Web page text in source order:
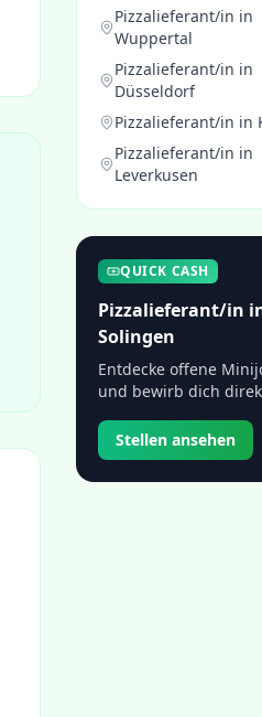
Pizzalieferant/in in
Wuppertal
Pizzalieferant/in in
Düsseldorf
Pizzalieferant/in in
Pizzalieferant/in in
Leverkusen
QUICK CASH
Pizzalieferant/in
Solingen
Entdecke offene
und bewirb dich
Stellen ansehen